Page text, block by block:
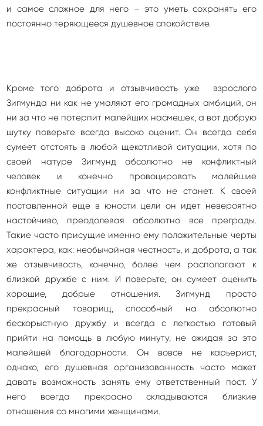
и самое сложное для него – это уметь сохранять его
постоянно теряющееся душевное спокойствие.
Кроме того доброта и отзывчивость уже взрослого
Зигмунда ни как не умаляют его громадных амбиций, он
ни за что не потерпит малейших насмешек, а вот добрую
шутку поверьте всегда высоко оценит. Он всегда себя
сумеет отстоять в любой щекотливой ситуации, хотя по
своей натуре Зигмунд абсолютно не конфликтный
человек и конечно провоцировать малейшие
конфликтные ситуации ни за что не станет. К своей
поставленной еще в юности цели он идет невероятно
настойчиво, преодолевая абсолютно все преграды.
Такие часто присущие именно ему положительные черты
характера, как: необычайная честность, и доброта, а так
же отзывчивость, конечно, более чем располагают к
близкой дружбе с ним. И поверьте, он сумеет оценить
хорошие, добрые отношения. Зигмунд просто
прекрасный товарищ, способный на абсолютно
бескорыстную дружбу и всегда с легкостью готовый
прийти на помощь в любую минуту, не ожидая за это
малейшей благодарности. Он вовсе не карьерист,
однако, его душевная организованность часто может
давать возможность занять ему ответственный пост. У
него всегда прекрасно складываются близкие
отношения со многими женщинами.